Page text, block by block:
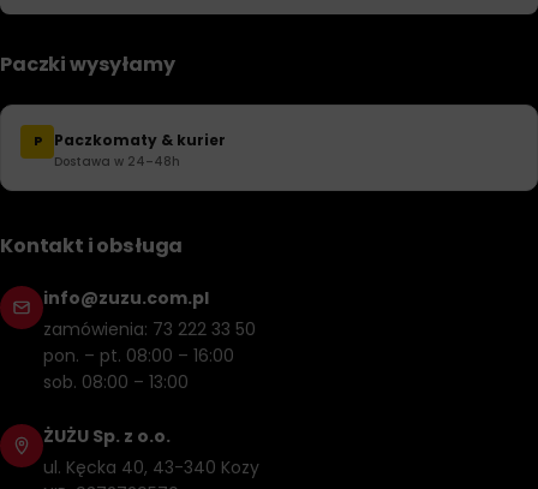
Paczki wysyłamy
P Paczkomaty & kurier
Dostawa w 24–48h
Kontakt i obsługa
info@zuzu.com.pl
zamówienia: 73 222 33 50
pon. – pt. 08:00 – 16:00
sob. 08:00 – 13:00
ŻUŻU Sp. z o.o.
ul. Kęcka 40, 43-340 Kozy